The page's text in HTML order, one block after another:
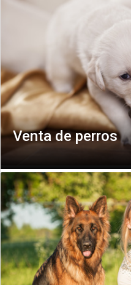
Cepillos
perros y
Venta de perros